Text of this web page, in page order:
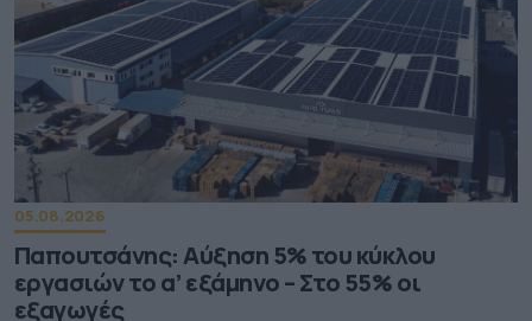
05.08.2026
Παπουτσάνης: Αύξηση 5% του κύκλου
εργασιών το α’ εξάμηνο – Στο 55% οι
εξαγωγές